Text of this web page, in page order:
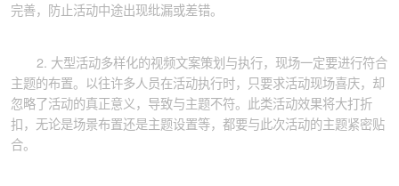
完善，防止活动中途出现纰漏或差错。
2. 大型活动多样化的视频文案策划与执行，现场一定要进行符合
主题的布置。以往许多人员在活动执行时，只要求活动现场喜庆，却
忽略了活动的真正意义，导致与主题不符。此类活动效果将大打折
扣，无论是场景布置还是主题设置等，都要与此次活动的主题紧密贴
合。